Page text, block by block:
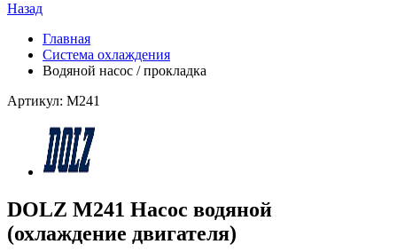
Назад
Главная
Система охлаждения
Водяной насос / прокладка
Артикул: M241
DOLZ M241 Насос водяной
(охлаждение двигателя)